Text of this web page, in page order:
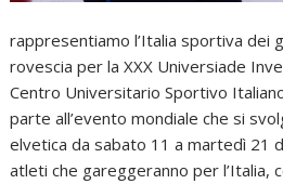
rappresentiamo l’Italia sportiva dei
rovescia per la XXX Universiade
Centro Universitario Sportivo
parte all’evento mondiale che si
elvetica da sabato 11 a martedì 21
atleti che gareggeranno per l’Italia,